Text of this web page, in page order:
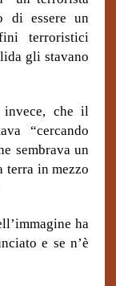
di essere un
terroristici
gli stavano
invece, che il
“cercando
sembrava un
terra in mezzo
ha
e se n’è